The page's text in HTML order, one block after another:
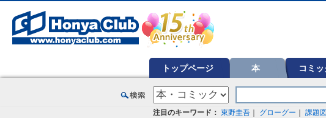
トップページ 本 コミッ
注目のキーワード： 東野圭吾 グローグー 課題